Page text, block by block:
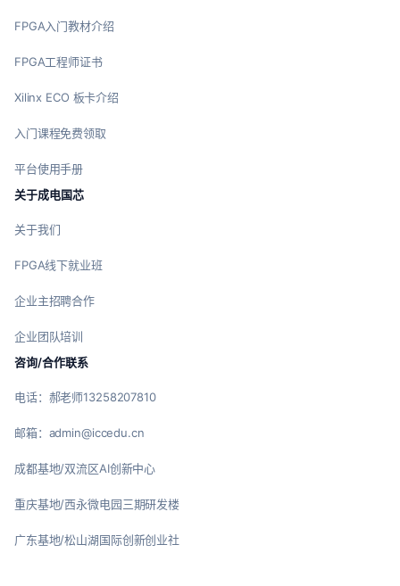
FPGA入门教材介绍
FPGA工程师证书
Xilinx ECO 板卡介绍
入门课程免费领取
平台使用手册
关于成电国芯
关于我们
FPGA线下就业班
企业主招聘合作
企业团队培训
咨询/合作联系
电话：郝老师13258207810
邮箱：admin@iccedu.cn
成都基地/双流区AI创新中心
重庆基地/西永微电园三期研发楼
广东基地/松山湖国际创新创业社